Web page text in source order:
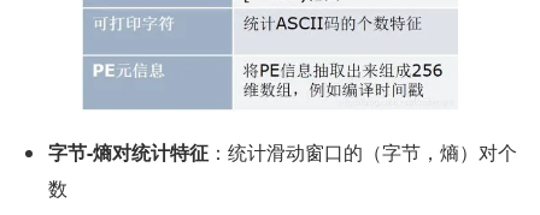
字节-熵对统计特征 ：统计滑动窗口的（字节，熵）对个
数